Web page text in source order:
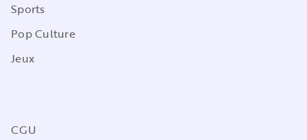
Sports
Pop Culture
Jeux
CGU